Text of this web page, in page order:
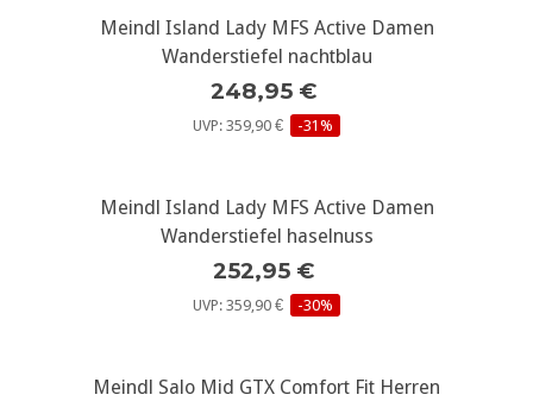
Meindl Island Lady MFS Active Damen
Wanderstiefel nachtblau
248,95 €
UVP: 359,90 € -31%
Meindl Island Lady MFS Active Damen
Wanderstiefel haselnuss
252,95 €
UVP: 359,90 € -30%
Meindl Salo Mid GTX Comfort Fit Herren